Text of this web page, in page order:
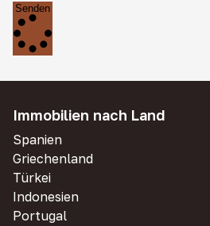
Senden
Immobilien nach Land
Spanien
Griechenland
Türkei
Indonesien
Portugal